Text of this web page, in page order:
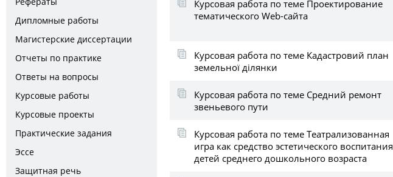
Дипломные работы
Магистерские диссертации
Отчеты по практике
Ответы на вопросы
Курсовые работы
Курсовые проекты
Практические задания
Эссе
Защитная речь
Курсовая работа по теме Проектирование
тематического Web-сайта
Курсовая работа по теме Кадастровий план
земельної ділянки
Курсовая работа по теме Cредний ремонт
звеньевого пути
Курсовая работа по теме Театрализованная
игра как средство эстетического воспитания
детей среднего дошкольного возраста